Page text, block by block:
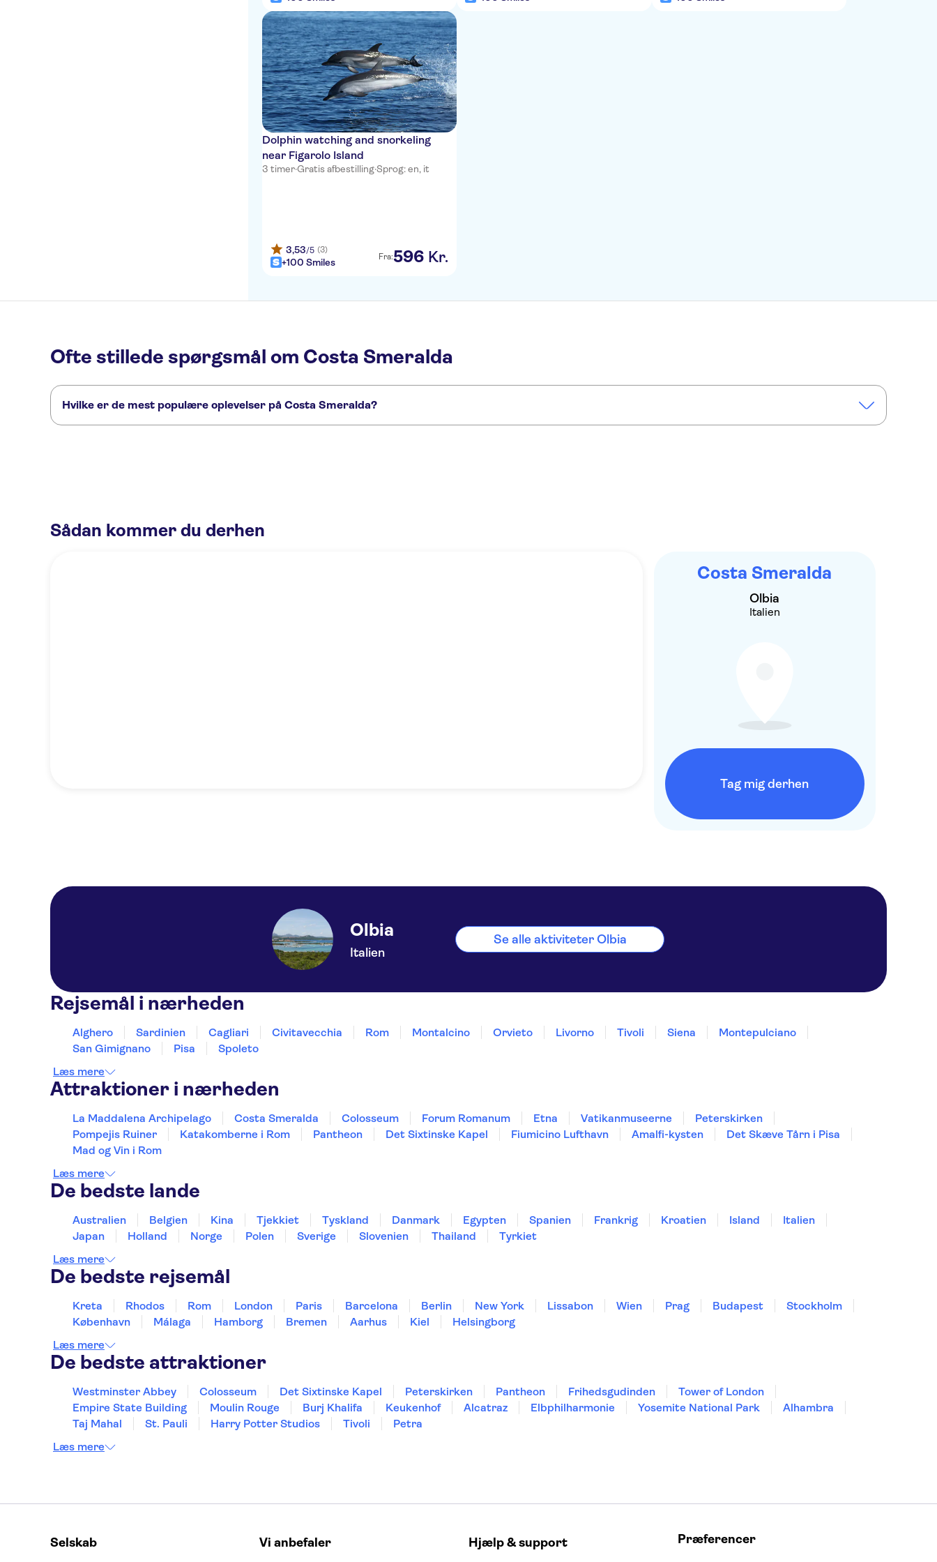
Dolphin watching and snorkeling
near Figarolo Island
3 timer·Gratis afbestilling·Sprog: en, it
3,53/5 (3)
+100 Smiles Fra:596 Kr.
Ofte stillede spørgsmål om Costa Smeralda
Hvilke er de mest populære oplevelser på Costa Smeralda?
Sådan kommer du derhen
Costa Smeralda
Olbia
Italien
Tag mig derhen
Olbia
Italien
Se alle aktiviteter Olbia
Rejsemål i nærheden
Alghero Sardinien Cagliari Civitavecchia Rom Montalcino Orvieto Livorno Tivoli Siena
Montepulciano
San Gimignano
Pisa
Spoleto
Læs mere
Attraktioner i nærheden
La Maddalena Archipelago Costa Smeralda Colosseum Forum Romanum Etna Vatikanmuseerne
Peterskirken
Pompejis Ruiner
Katakomberne i Rom Pantheon Det Sixtinske Kapel Fiumicino Lufthavn Amalfi-kysten
Det Skæve Tårn i Pisa
Mad og Vin i Rom
Læs mere
De bedste lande
Australien Belgien Kina Tjekkiet Tyskland Danmark Egypten Spanien Frankrig Kroatien Island
Italien
Japan
Holland Norge Polen Sverige Slovenien Thailand
Tyrkiet
Læs mere
De bedste rejsemål
Kreta Rhodos Rom London Paris Barcelona Berlin New York Lissabon Wien Prag Budapest
Stockholm
København
Málaga Hamborg Bremen Aarhus Kiel
Helsingborg
Læs mere
De bedste attraktioner
Westminster Abbey Colosseum Det Sixtinske Kapel Peterskirken Pantheon Frihedsgudinden
Tower of London
Empire State Building
Moulin Rouge Burj Khalifa Keukenhof Alcatraz Elbphilharmonie Yosemite National Park
Alhambra
Taj Mahal
St. Pauli Harry Potter Studios Tivoli
Petra
Læs mere
Selskab Vi anbefaler Hjælp & support Præferencer